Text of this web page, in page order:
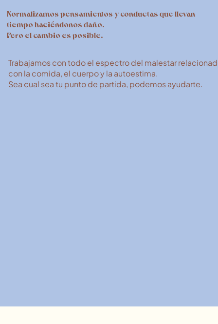
Normalizamos pensamientos y conductas que llevan
tiempo haciéndonos daño.
Pero el cambio es posible.
Trabajamos con todo el espectro del malestar
con la comida, el cuerpo y la autoestima.
Sea cual sea tu punto de partida, podemos ayudarte.